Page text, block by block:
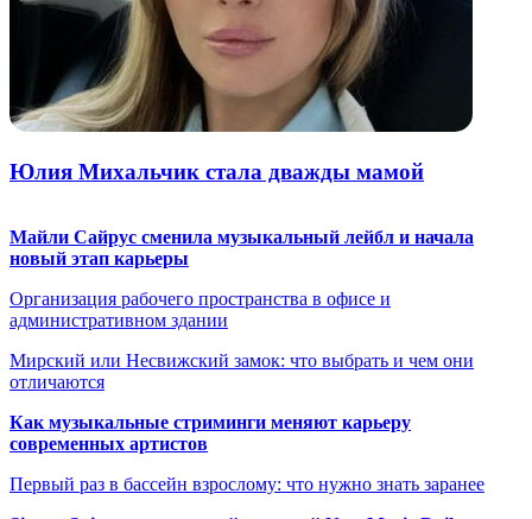
Юлия Михальчик стала дважды мамой
Майли Сайрус сменила музыкальный лейбл и начала
новый этап карьеры
Организация рабочего пространства в офисе и
административном здании
Мирский или Несвижский замок: что выбрать и чем они
отличаются
Как музыкальные стриминги меняют карьеру
современных артистов
Первый раз в бассейн взрослому: что нужно знать заранее